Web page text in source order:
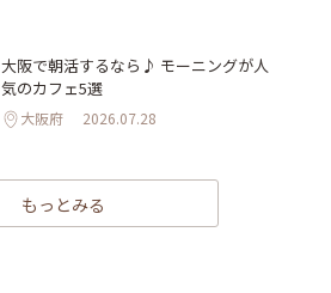
大阪で朝活するなら♪ モーニングが人
気のカフェ5選
大阪府 2026.07.28
もっとみる